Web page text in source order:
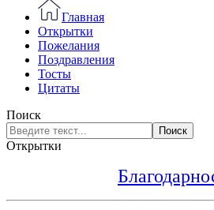
Главная
Открытки
Пожелания
Поздравления
Тосты
Цитаты
Поиск
Поиск
Открытки